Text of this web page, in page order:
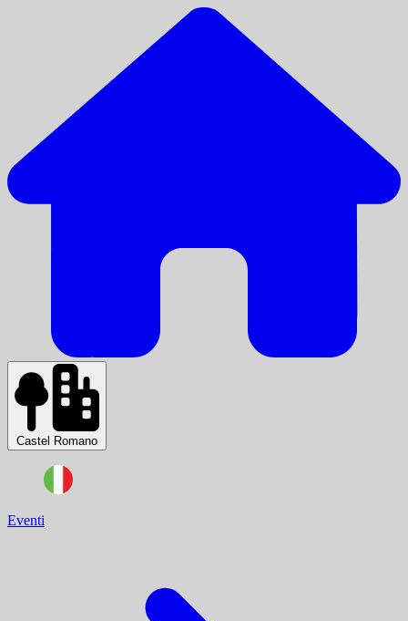
Castel Romano
Eventi